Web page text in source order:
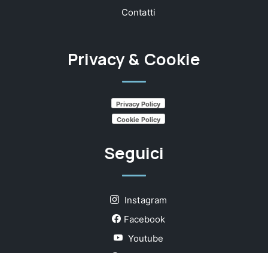
Contatti
Privacy & Cookie
Privacy Policy
Cookie Policy
Seguici
Instagram
Facebook
Youtube